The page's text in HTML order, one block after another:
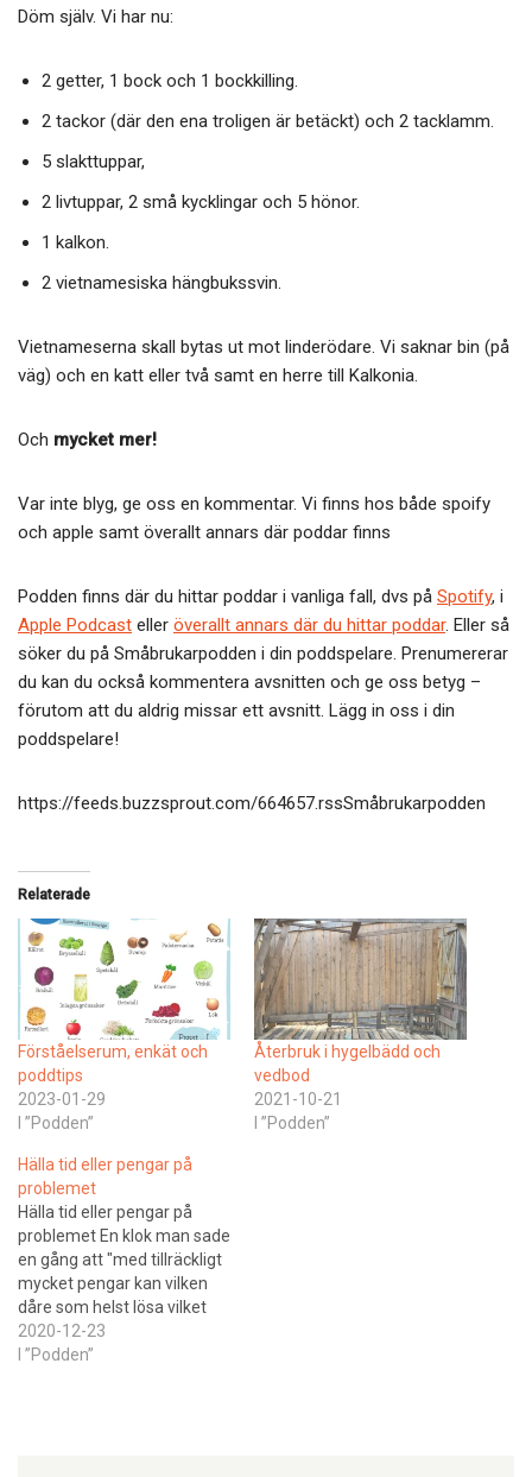
Döm själv. Vi har nu:
2 getter, 1 bock och 1 bockkilling.
2 tackor (där den ena troligen är betäckt) och 2 tacklamm.
5 slakttuppar,
2 livtuppar, 2 små kycklingar och 5 hönor.
1 kalkon.
2 vietnamesiska hängbukssvin.
Vietnameserna skall bytas ut mot linderödare. Vi saknar bin (på
väg) och en katt eller två samt en herre till Kalkonia.
Och mycket mer!
Var inte blyg, ge oss en kommentar. Vi finns hos både spoify
och apple samt överallt annars där poddar finns
Podden finns där du hittar poddar i vanliga fall, dvs på Spotify, i
Apple Podcast eller överallt annars där du hittar poddar. Eller så
söker du på Småbrukarpodden i din poddspelare. Prenumererar
du kan du också kommentera avsnitten och ge oss betyg –
förutom att du aldrig missar ett avsnitt. Lägg in oss i din
poddspelare!
https://feeds.buzzsprout.com/664657.rssSmåbrukarpodden
Relaterade
Förståelserum, enkät och
poddtips
2023-01-29
I ”Podden”
Återbruk i hygelbädd och
vedbod
2021-10-21
I ”Podden”
Hälla tid eller pengar på
problemet
Hälla tid eller pengar på
problemet En klok man sade
en gång att "med tillräckligt
mycket pengar kan vilken
dåre som helst lösa vilket
problem som helst".Det
ligger en hel del i det. För de
2020-12-23
I ”Podden”